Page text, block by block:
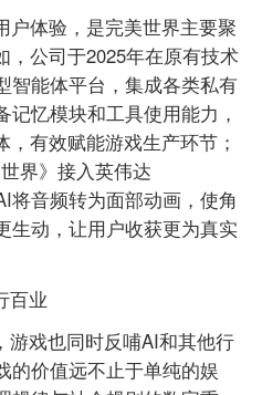
户体验，是完美世界主要聚
，公司于2025年在原有技术
智能体平台，集成各类私有
忆模块和工具使用能力，
有效赋能游戏生产环节；
界》接入英伟达
将音频转为面部动画，使角
生动，让用户收获更为真实
百业
游戏也同时反哺AI和其他行
的价值远不止于单纯的娱